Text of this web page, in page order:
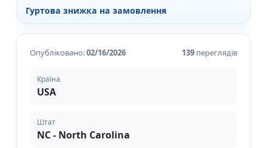
Гуртова знижка на замовлення
Опубліковано:02/16/2026 139 переглядів
Країна
USA
Штат
NC - North Carolina